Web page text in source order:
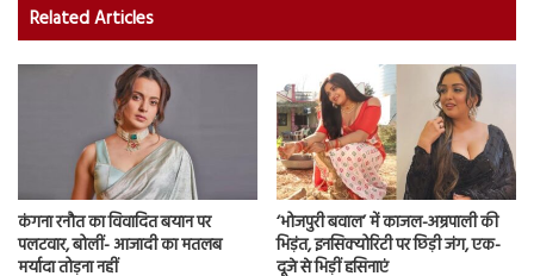
Related Articles
कंगना रनौत का विवादित बयान पर
पलटवार, बोलीं- आजादी का मतलब
मर्यादा तोड़ना नहीं
‘भोजपुरी बवाल’ में काजल-अम्रपाली की
भिड़ंत, इनसिक्योरिटी पर छिड़ी जंग, एक-
दूजे से भिड़ीं हसिनाएं